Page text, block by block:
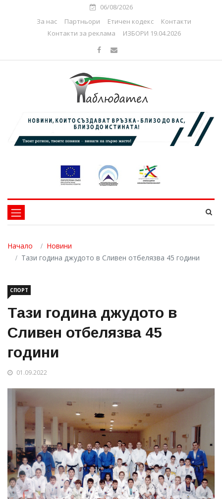
06/08/2026
За нас
Партньори Етичен кодекс
Контакти
Контакти за реклама
ИЗБОРИ 19.04.2026
Начало
Новини
Тази година джудото в Сливен отбелязва 45 години
СПОРТ
Тази година джудото в
Сливен отбелязва 45
години
01.09.2022